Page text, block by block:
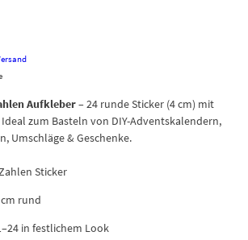
Aufkleber– 24 runde Sticker (4 cm) mit
zum Basteln von DIY-Adventskalendern,
Umschläge & Geschenke.
Sticker
rund
in festlichem Look